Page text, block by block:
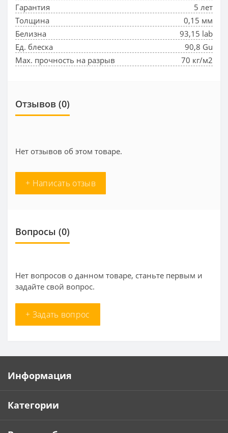
Гарантия
5 лет
Толщина
0,15 мм
Белизна
93,15 lab
Ед. блеска
90,8 Gu
Max. прочность на разрыв
70 кг/м2
Отзывов (0)
Нет отзывов об этом товаре.
+ Написать отзыв
Вопросы (0)
Нет вопросов о данном товаре, станьте первым и
задайте свой вопрос.
+ Задать вопрос
Информация
Категории